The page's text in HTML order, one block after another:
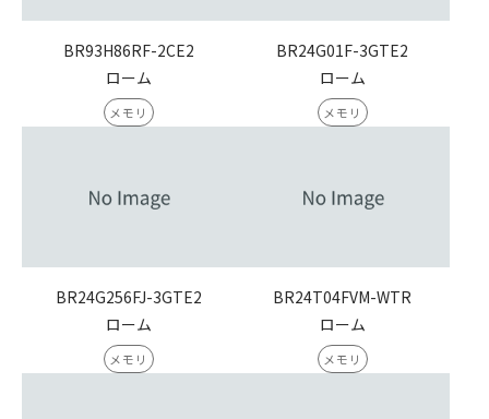
BR93H86RF-2CE2
ローム
メモリ
BR24G01F-3GTE2
ローム
メモリ
BR24G256FJ-3GTE2
ローム
メモリ
BR24T04FVM-WTR
ローム
メモリ